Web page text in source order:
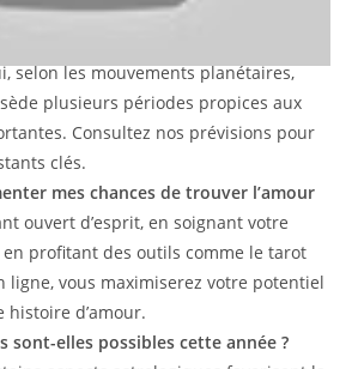
vous apporter des éclairages précis.
selon les mouvements planétaires,
plusieurs périodes propices aux
Consultez nos prévisions pour
clés.
mes chances de trouver l’amour
ouvert d’esprit, en soignant votre
profitant des outils comme le tarot
ligne, vous maximiserez votre potentiel
histoire d’amour.
sont-elles possibles cette année ?